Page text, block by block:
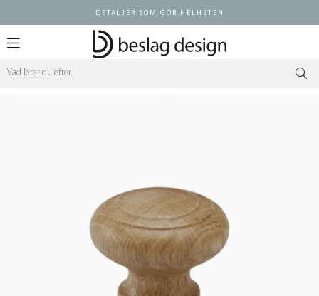
DETALJER SOM GÖR HELHETEN